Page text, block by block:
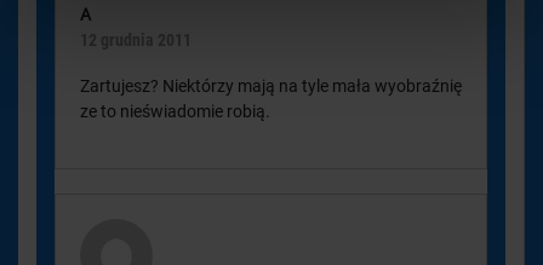
A
12 grudnia 2011
Zartujesz? Niektórzy mają na tyle mała wyobraźnię
ze to nieświadomie robią.